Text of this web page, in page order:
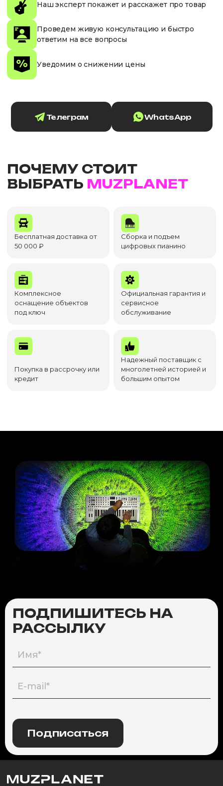
Наш эксперт покажет и расскажет про товар
Проведем живую консультацию и быстро
ответим на все вопросы
Уведомим о снижении цены
Телеграм WhatsApp
ПОЧЕМУ СТОИТ
ВЫБРАТЬ MUZPLANET
Бесплатная доставка от
50 000 ₽
Сборка и подъем
цифровых пианино
Комплексное
оснащение объектов
под ключ
Официальная гарантия и
сервисное
обслуживание
Покупка в рассрочку или
кредит
Надежный поставщик с
многолетней историей и
большим опытом
ПОДПИШИТЕСЬ НА
РАССЫЛКУ
Подписаться